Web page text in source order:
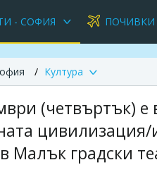
- СОФИЯ ПОЧИВКИ
Култура
(четвъртък) е
Малък градски